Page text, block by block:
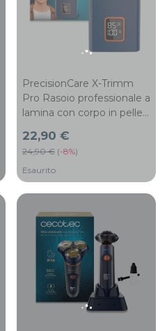
PrecisionCare X-Trimm
Pro Rasoio professionale a
lamina con corpo in pelle,
minuto, 3 velocità, lame in
titanio con affilatura a
lunga durata, Display a
LED con percentuale di
Autonomia di 2 ore,
Cappuccio protettivo
22,90 €
24,90 € (-8%)
Esaurito